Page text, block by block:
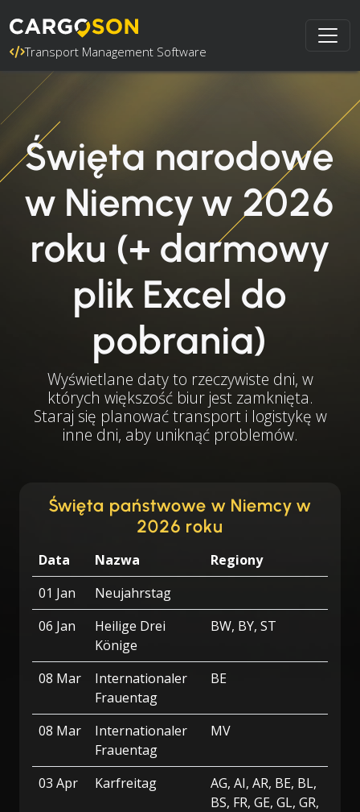
Transport Management Software
Święta narodowe
w Niemcy w 2026
roku (+ darmowy
plik Excel do
pobrania)
Wyświetlane daty to rzeczywiste dni, w
których większość biur jest zamknięta.
Staraj się planować transport i logistykę w
inne dni, aby uniknąć problemów.
Święta państwowe w Niemcy w
2026 roku
Data Nazwa
Regiony
01 Jan
Neujahrstag
06 Jan
Heilige Drei
Könige
BW, BY, ST
08 Mar
Internationaler
Frauentag
BE
08 Mar
Internationaler
Frauentag
MV
03 Apr Karfreitag
AG, AI, AR, BE, BL,
BS, FR, GE, GL, GR,